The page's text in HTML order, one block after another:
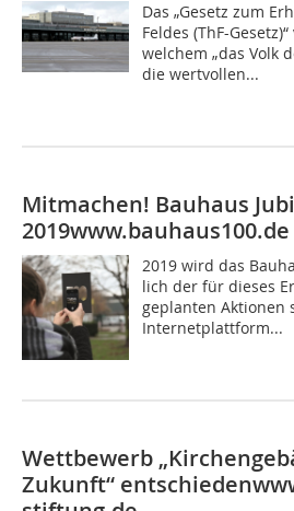
Das „Gesetz zum
Feldes (ThF-
welchem „das Volk
die wertvollen...
Mitmachen! Bauhaus
2019www.bauhaus100.de
2019 wird das
lich der für dieses
geplanten Aktionen
Internetplattform...
Wettbewerb
Zukunft“ entschieden